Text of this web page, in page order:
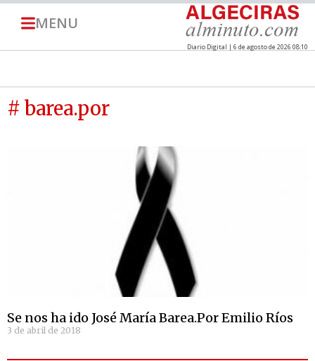
MENU
Diario Digital | 6 de agosto de 2026 08:10
# barea.por
Se nos ha ido José María Barea.Por Emilio Ríos
3 de abril de 2018